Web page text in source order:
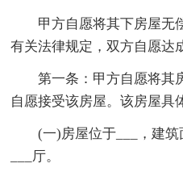
甲方自愿将其下房屋无
有关法律规定，双方自愿达
第一条：甲方自愿将其
自愿接受该房屋。该房屋具
(一)房屋位于___，建筑
___厅。